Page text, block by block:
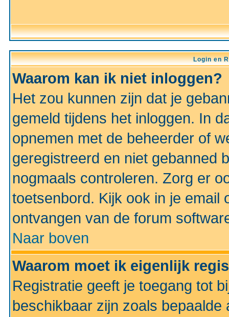
Login en
Waarom kan ik niet inloggen?
Het zou kunnen zijn dat je
gemeld tijdens het inloggen. In
opnemen met de beheerder of
geregistreerd en niet gebanned
nogmaals controleren. Zorg er
toetsenbord. Kijk ook in je email
ontvangen van de forum
Naar boven
Waarom moet ik eigenlijk
Registratie geeft je toegang tot
beschikbaar zijn zoals